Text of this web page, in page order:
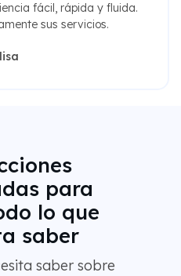
fácil, rápida y fluida.
sus servicios.
para
lo que
saber
saber sobre